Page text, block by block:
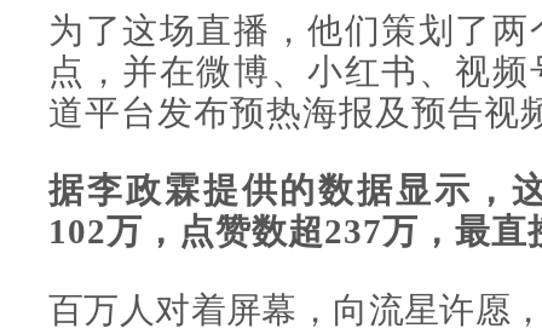
为了这场直播，他们策划了
点，并在微博、小红书、视
道平台发布预热海报及预告视
据李政霖提供的数据显示，
102万，点赞数超237万，最
百万人对着屏幕，向流星许愿